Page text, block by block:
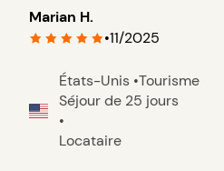
Marian H.
•11/2025
États-Unis •Tourisme
Séjour de 25 jours
•
Locataire